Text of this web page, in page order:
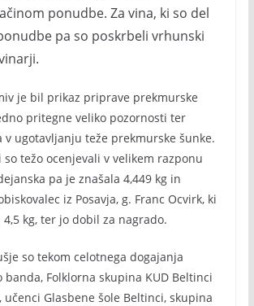
ponudbe. Za vina, ki so del
pa so poskrbeli vrhunski
je bil prikaz priprave prekmurske
pritegne veliko pozornosti ter
v ugotavljanju teže prekmurske šunke.
težo ocenjevali v velikem razponu
pa je znašala 4,449 kg in
iz Posavja, g. Franc Ocvirk, ki
kg, ter jo dobil za nagrado.
so tekom celotnega dogajanja
banda, Folklorna skupina KUD Beltinci
učenci Glasbene šole Beltinci, skupina